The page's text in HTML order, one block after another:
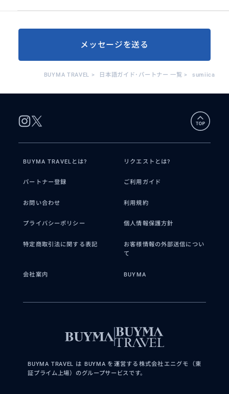
メッセージを送る
BUYMA TRAVEL > 日本語ガイド･パートナー 一覧 > sumiica
BUYMA TRAVELとは? リクエストとは?
パートナー登録 ご利用ガイド
お問い合わせ 利用規約
プライバシーポリシー 個人情報保護方針
特定商取引法に関する表記
お客様情報の外部送信につい
て
会社案内 BUYMA
BUYMA TRAVEL は BUYMA を運営する株式会社エニグモ（東
証プライム上場）のグループサービスです。